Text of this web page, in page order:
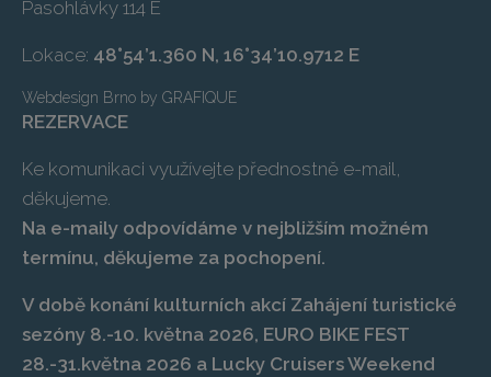
Pasohlávky 114 E
Lokace: 48°54’1.360 N, 16°34’10.9712 E
Webdesign Brno by GRAFIQUE
REZERVACE
Ke komunikaci využívejte přednostně e-mail,
děkujeme.
Na e-maily odpovídáme v nejbližším možném
termínu, děkujeme za pochopení.
V době konání kulturních akcí Zahájení turistické
sezóny 8.-10. května 2026, EURO BIKE FEST
28.-31.května 2026 a Lucky Cruisers Weekend